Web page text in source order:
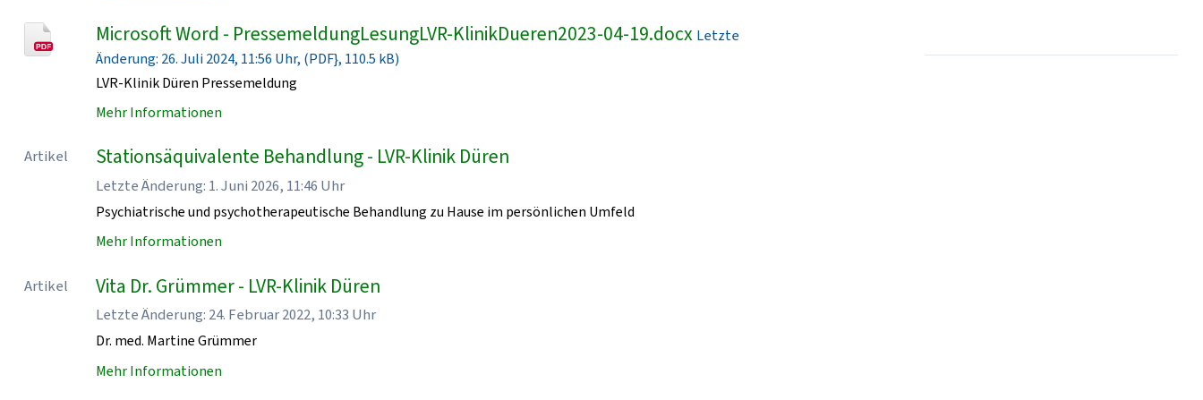
Microsoft Word - PressemeldungLesungLVR-KlinikDueren2023-04-19.docx Letzte
Änderung: 26. Juli 2024, 11:56 Uhr, (PDF}, 110.5 kB)
LVR-Klinik Düren Pressemeldung
Mehr Informationen
Artikel Stationsäquivalente Behandlung - LVR-Klinik Düren
Letzte Änderung: 1. Juni 2026, 11:46 Uhr
Psychiatrische und psychotherapeutische Behandlung zu Hause im persönlichen Umfeld
Mehr Informationen
Artikel Vita Dr. Grümmer - LVR-Klinik Düren
Letzte Änderung: 24. Februar 2022, 10:33 Uhr
Dr. med. Martine Grümmer
Mehr Informationen